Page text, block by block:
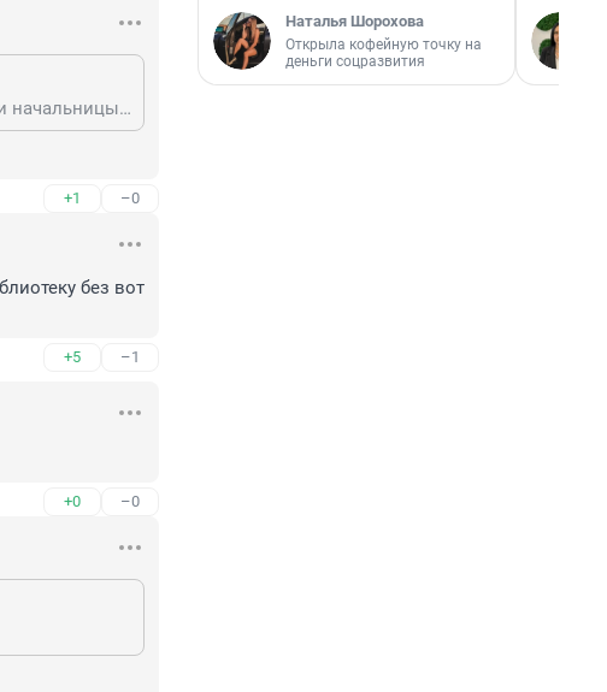
Мужиков в библиотеках гнобят потому что коллективы то бабские и начальницы бабы.
+1 –0
без вот
+5 –1
+0 –0
Наталья Шорохова
Открыла кофейную точку на
деньги соцразвития